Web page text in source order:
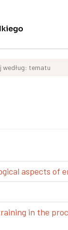
według: tematu
aspects of
in the